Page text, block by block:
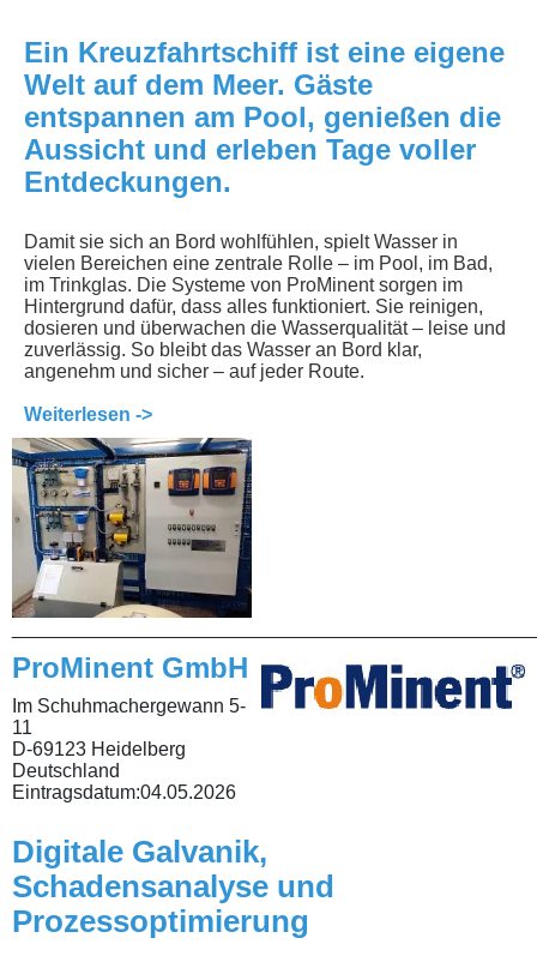
Ein Kreuzfahrtschiff ist eine eigene
Welt auf dem Meer. Gäste
entspannen am Pool, genießen die
Aussicht und erleben Tage voller
Entdeckungen.
Damit sie sich an Bord wohlfühlen, spielt Wasser in
vielen Bereichen eine zentrale Rolle – im Pool, im Bad,
im Trinkglas. Die Systeme von ProMinent sorgen im
Hintergrund dafür, dass alles funktioniert. Sie reinigen,
dosieren und überwachen die Wasserqualität – leise und
zuverlässig. So bleibt das Wasser an Bord klar,
angenehm und sicher – auf jeder Route.
Weiterlesen ->
ProMinent GmbH
Im Schuhmachergewann 5-
11
D-69123 Heidelberg
Deutschland
Eintragsdatum:04.05.2026
Digitale Galvanik,
Schadensanalyse und
Prozessoptimierung